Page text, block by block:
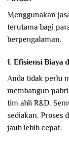
Menggunakan
terutama bagi
berpengalaman.
1. Efisiensi Biaya
Anda tidak perlu
membangun
tim ahli R&D.
sediakan. Proses
jauh lebih cepat.